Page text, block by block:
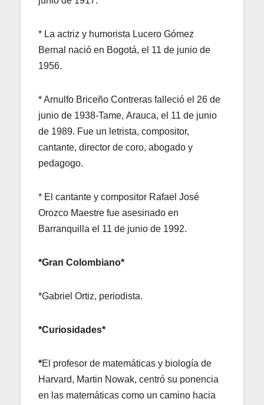
* La actriz y humorista Lucero Gómez
Bernal nació en Bogotá, el 11 de junio de
1956.
* Arnulfo Briceño Contreras falleció el 26 de
junio de 1938-Tame, Arauca, el 11 de junio
de 1989. Fue un letrista, compositor,
cantante, director de coro, abogado y
pedagogo.
* El cantante y compositor Rafael José
Orozco Maestre fue asesinado en
Barranquilla el 11 de junio de 1992.
*Gran Colombiano*
*Gabriel Ortiz, periodista.
*Curiosidades*
*El profesor de matemáticas y biología de
Harvard, Martin Nowak, centró su ponencia
en las matemáticas como un camino hacia